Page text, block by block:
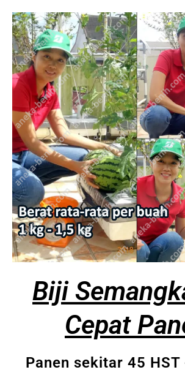
Biji
Cepat
Panen sekitar 45 HST